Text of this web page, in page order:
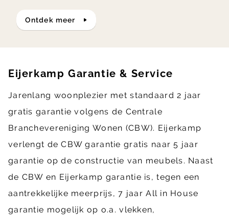
ontdek meer
Eijerkamp Garantie & Service
Jarenlang woonplezier met standaard 2 jaar
gratis garantie volgens de Centrale
Branchevereniging Wonen (CBW). Eijerkamp
verlengt de CBW garantie gratis naar 5 jaar
garantie op de constructie van meubels. Naast
de CBW en Eijerkamp garantie is, tegen een
aantrekkelijke meerprijs, 7 jaar All in House
garantie mogelijk op o.a. vlekken,